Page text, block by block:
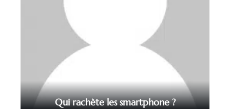
Qui rachète les smartphone ?